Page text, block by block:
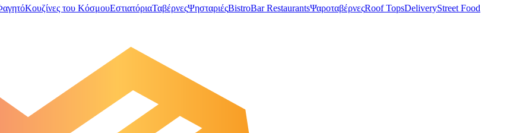
Κουζίνες του ΚόσμουΕστιατόριαΤαβέρνεςΨησταριέςBistroBar RestaurantsΨαροταβέρνεςRoof TopsDeliveryStreet Food